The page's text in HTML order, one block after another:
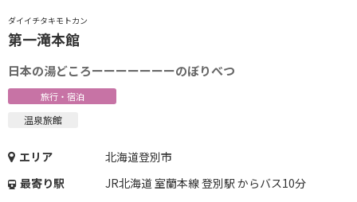
ダイイチタキモトカン
第一滝本館
日本の湯どころーーーーーーーのぼりべつ
旅行・宿泊
温泉旅館
エリア
北海道登別市
最寄り駅
JR北海道 室蘭本線 登別駅 からバス10分